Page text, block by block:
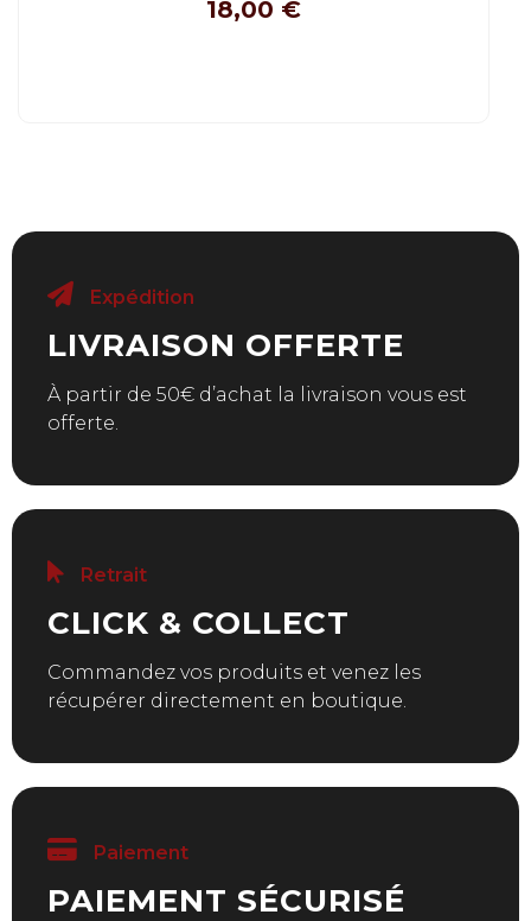
18,00 €
Expédition
LIVRAISON OFFERTE
À partir de 50€ d’achat la livraison vous est
offerte.
Retrait
CLICK & COLLECT
Commandez vos produits et venez les
récupérer directement en boutique.
Paiement
PAIEMENT SÉCURISÉ